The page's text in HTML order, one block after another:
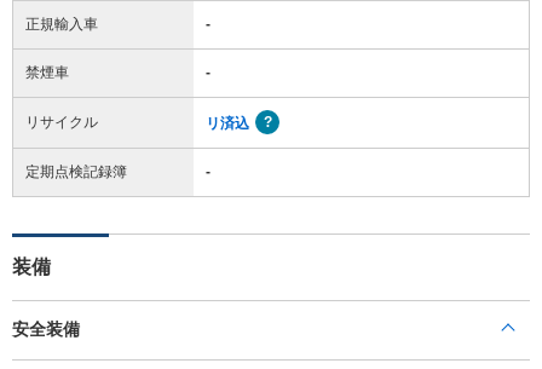
正規輸入車 -
禁煙車 -
リサイクル リ済込
定期点検記録簿 -
装備
安全装備